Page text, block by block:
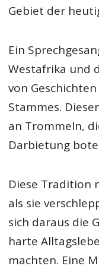
Gebiet der
Ein
Westafrika und
von
Stammes.
an Trommeln,
Darbietung
Diese Tradition
als sie
sich daraus die
harte
machten. Eine